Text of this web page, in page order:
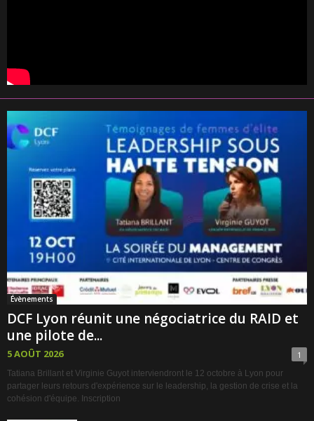
Évènements
DCF Lyon réunit une négociatrice du RAID et
une pilote de...
5 AOÛT 2026 1
Tatiana Brillant et Virginie Guyot interviendront le 12 octobre à Lyon pour
partager leurs retours d'expérience sur le leadership, la gestion de crise et la
cohésion d'équipe. Inscription